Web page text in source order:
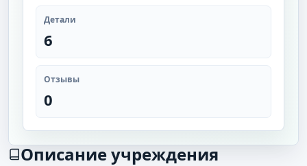
Детали
6
Отзывы
0
Описание учреждения